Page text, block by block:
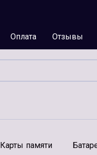
Оплата Отзывы
Карты памяти